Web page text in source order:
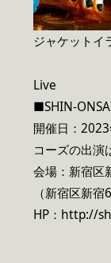
ジャケットイ
Live
■SHIN-
開催日：
コーズの出演
会場：新宿区
（新宿区新宿
HP：http://